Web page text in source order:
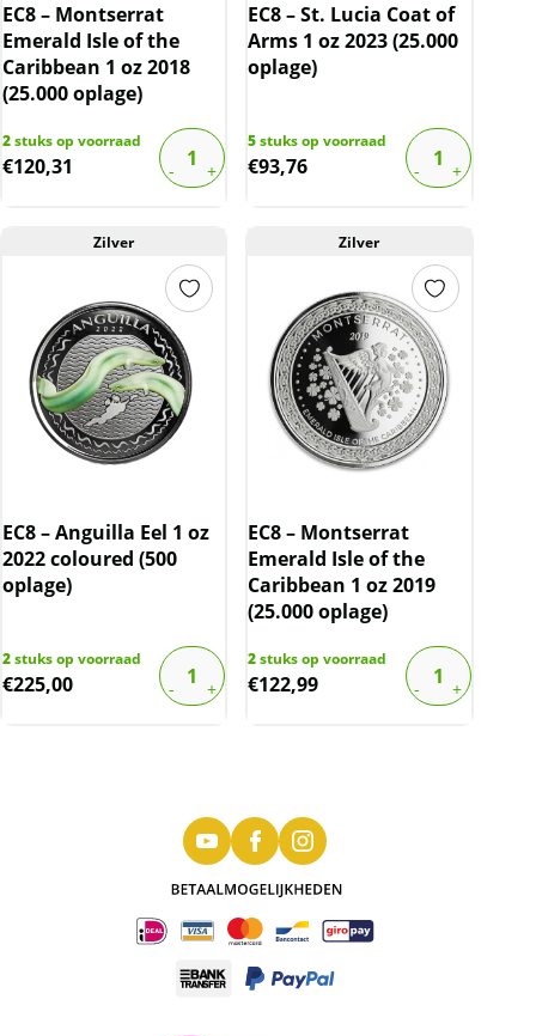
EC8 – Montserrat
Emerald Isle of the
Caribbean 1 oz 2018
(25.000 oplage)
2stuks op voorraad
€120,31
EC8 – St. Lucia Coat of
Arms 1 oz 2023 (25.000
oplage)
5stuks op voorraad
€93,76
Zilver
EC8 – Anguilla Eel 1 oz
2022 coloured (500
oplage)
2stuks op voorraad
€225,00
Zilver
EC8 – Montserrat
Emerald Isle of the
Caribbean 1 oz 2019
(25.000 oplage)
2stuks op voorraad
€122,99